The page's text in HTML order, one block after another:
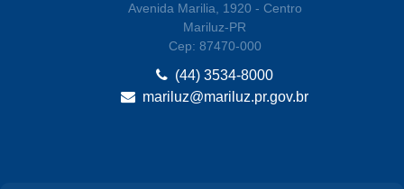
Avenida Marilia, 1920 - Centro
Mariluz-PR
Cep: 87470-000
(44) 3534-8000
mariluz@mariluz.pr.gov.br